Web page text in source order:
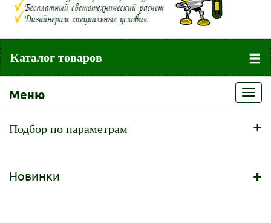
Каталог товаров
Меню
Подбор по параметрам +
Новинки +